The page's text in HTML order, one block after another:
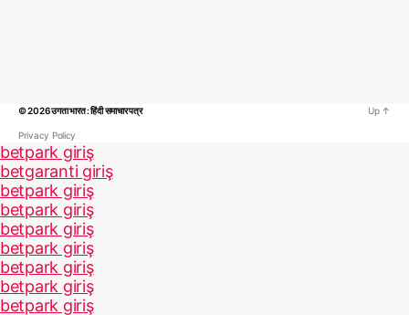
© 2026उगता भारत : हिंदी समाचार पत्र
Privacy Policy
Up ↑
betpark giriş
betgaranti giriş
betpark giriş
betpark giriş
betpark giriş
betpark giriş
betpark giriş
betpark giriş
betpark giriş